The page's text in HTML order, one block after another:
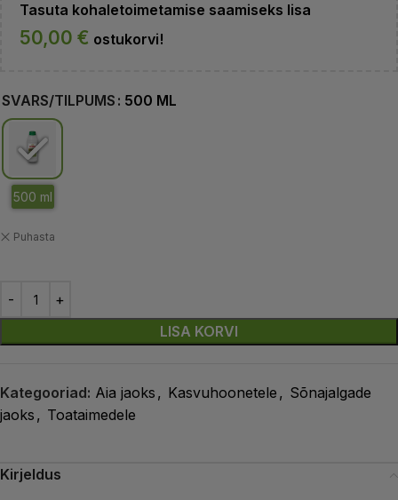
Tasuta kohaletoimetamise saamiseks lisa
50,00 € ostukorvi!
SVARS/TILPUMS 500 ML
Puhasta
LISA KORVI
Kategooriad: Aia jaoks , Kasvuhoonetele , Sõnajalgade
jaoks , Toataimedele
Kirjeldus